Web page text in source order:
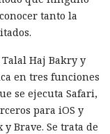
tanto la
Haj Bakry y
en tres funciones
se ejecuta Safari,
para iOS y
Brave. Se trata de